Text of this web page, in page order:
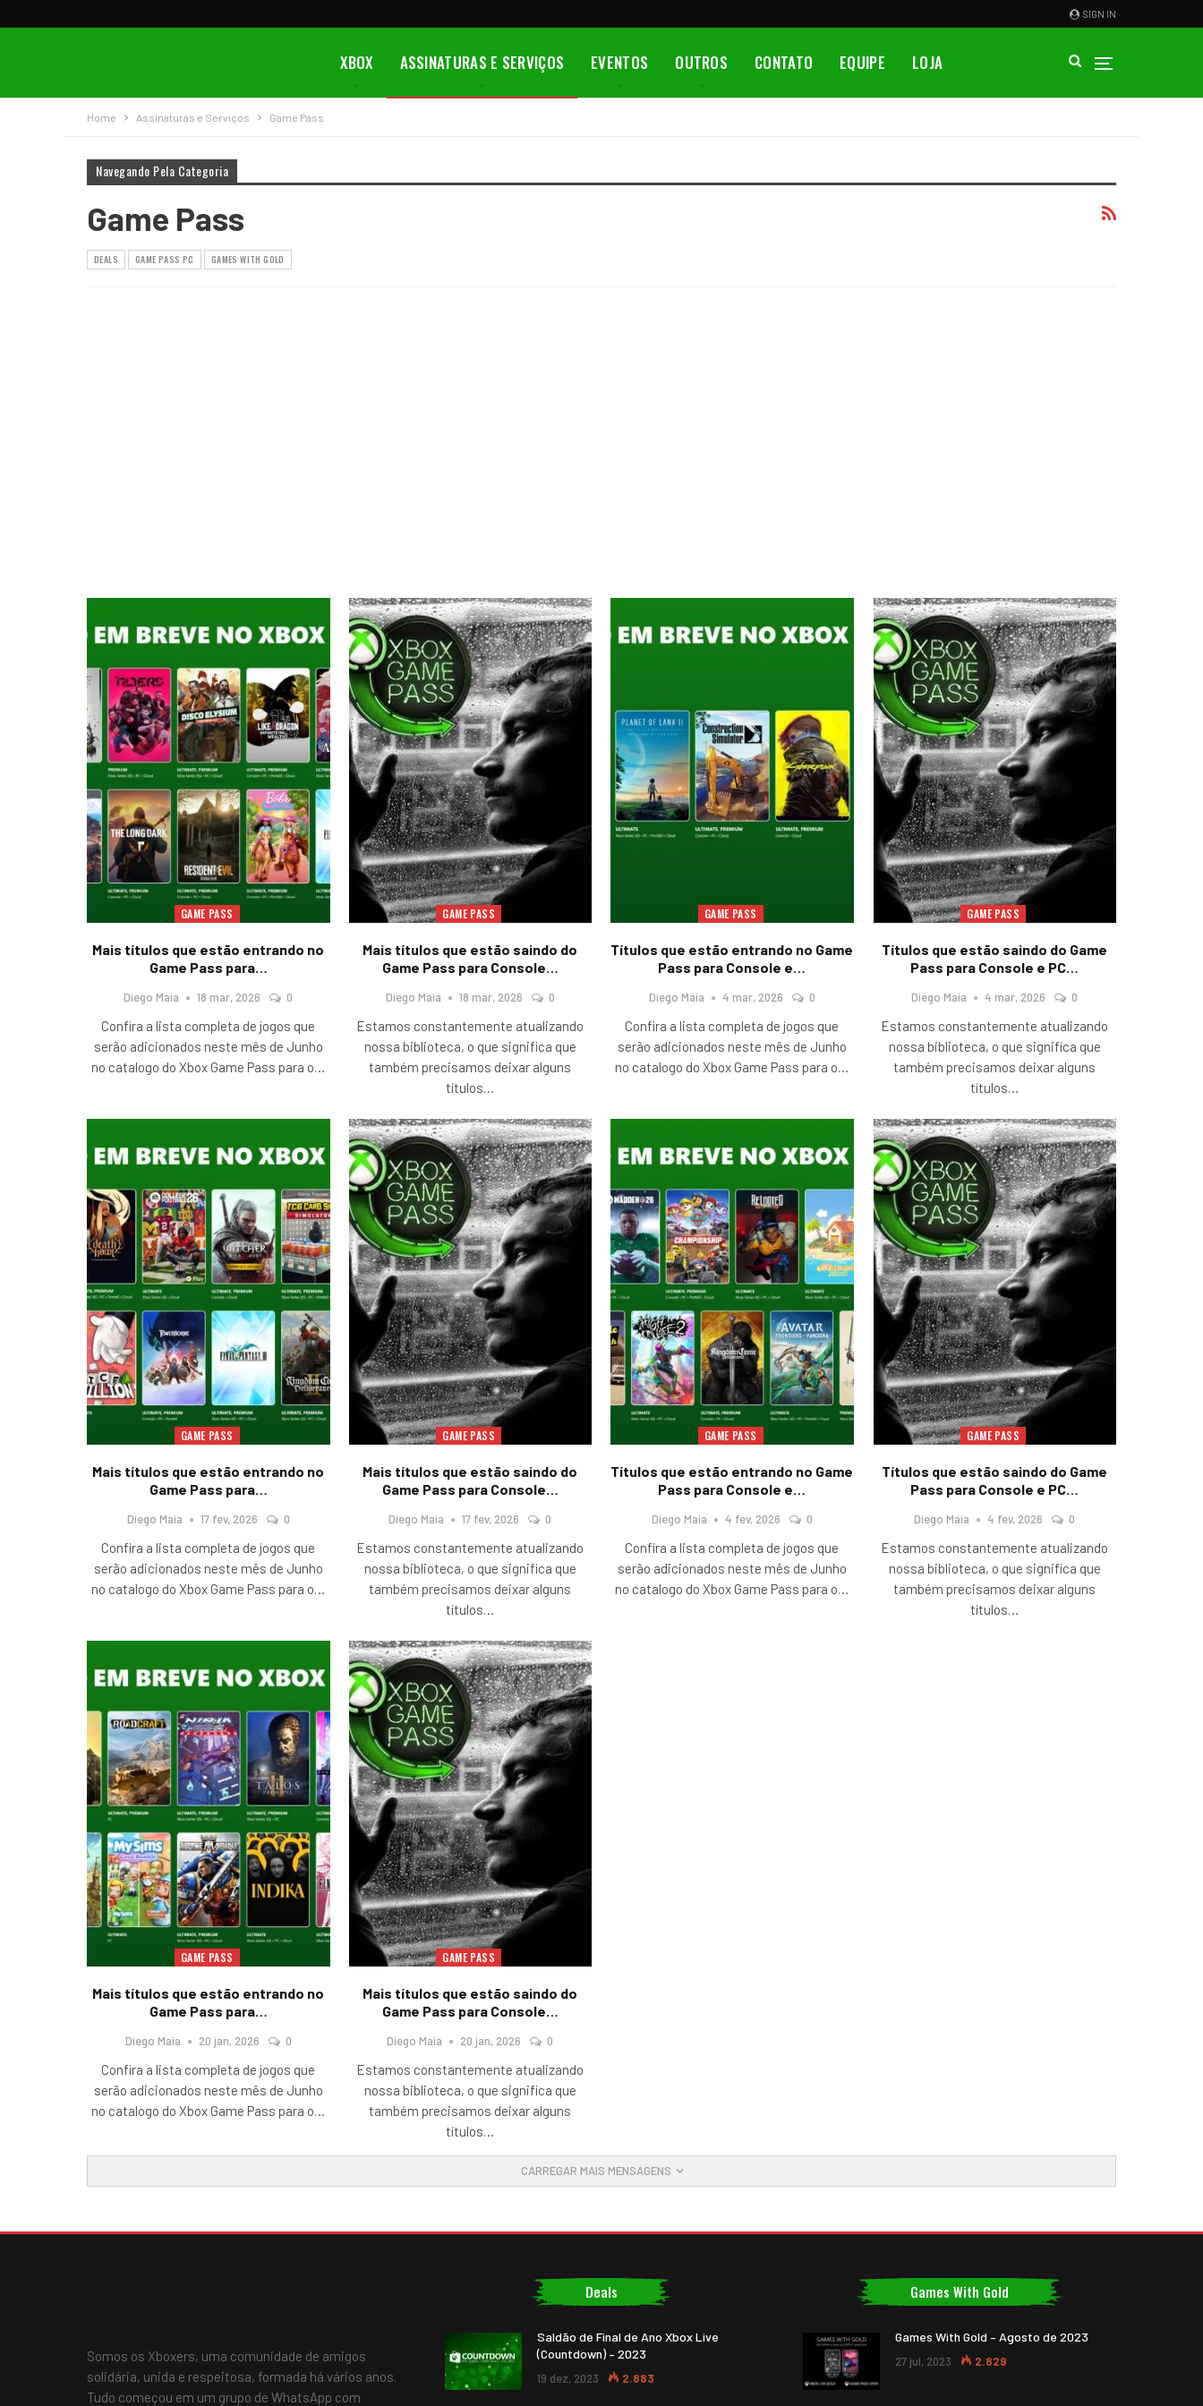
SIGN IN
XBOX ASSINATURAS E SERVIÇOS EVENTOS OUTROS CONTATO EQUIPE LOJA
Home Assinaturas e Serviços Game Pass
Navegando Pela Categoria
Game Pass
DEALS GAME PASS PC GAMES WITH GOLD
GAME PASS
Mais títulos que estão entrando no
Game Pass para…
Diego Maia 18 mar, 2026 0
Confira a lista completa de jogos que
serão adicionados neste mês de Junho
no catalogo do Xbox Game Pass para o…
GAME PASS
Mais títulos que estão saindo do
Game Pass para Console…
Diego Maia 18 mar, 2026 0
Estamos constantemente atualizando
nossa biblioteca, o que significa que
também precisamos deixar alguns
títulos…
GAME PASS
Títulos que estão entrando no Game
Pass para Console e…
Diego Maia 4 mar, 2026 0
Confira a lista completa de jogos que
serão adicionados neste mês de Junho
no catalogo do Xbox Game Pass para o…
GAME PASS
Títulos que estão saindo do Game
Pass para Console e PC…
Diego Maia 4 mar, 2026 0
Estamos constantemente atualizando
nossa biblioteca, o que significa que
também precisamos deixar alguns
títulos…
GAME PASS
Mais títulos que estão entrando no
Game Pass para…
Diego Maia 17 fev, 2026 0
Confira a lista completa de jogos que
serão adicionados neste mês de Junho
no catalogo do Xbox Game Pass para o…
GAME PASS
Mais títulos que estão saindo do
Game Pass para Console…
Diego Maia 17 fev, 2026 0
Estamos constantemente atualizando
nossa biblioteca, o que significa que
também precisamos deixar alguns
títulos…
GAME PASS
Títulos que estão entrando no Game
Pass para Console e…
Diego Maia 4 fev, 2026 0
Confira a lista completa de jogos que
serão adicionados neste mês de Junho
no catalogo do Xbox Game Pass para o…
GAME PASS
Títulos que estão saindo do Game
Pass para Console e PC…
Diego Maia 4 fev, 2026 0
Estamos constantemente atualizando
nossa biblioteca, o que significa que
também precisamos deixar alguns
títulos…
GAME PASS
Mais títulos que estão entrando no
Game Pass para…
Diego Maia 20 jan, 2026 0
Confira a lista completa de jogos que
serão adicionados neste mês de Junho
no catalogo do Xbox Game Pass para o…
GAME PASS
Mais títulos que estão saindo do
Game Pass para Console…
Diego Maia 20 jan, 2026 0
Estamos constantemente atualizando
nossa biblioteca, o que significa que
também precisamos deixar alguns
títulos…
CARREGAR MAIS MENSAGENS
Somos os Xboxers, uma comunidade de amigos
solidária, unida e respeitosa, formada há vários anos.
Tudo começou em um grupo de WhatsApp com
Deals
Saldão de Final de Ano Xbox Live
(Countdown) – 2023
19 dez, 2023 2.883
Games With Gold
Games With Gold – Agosto de 2023
27 jul, 2023 2.829